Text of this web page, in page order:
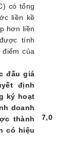
có tổng
liền kề
hơn liền
tính
của
đấu giá
định
ký hoạt
doanh
thành
có hiệu
7,0